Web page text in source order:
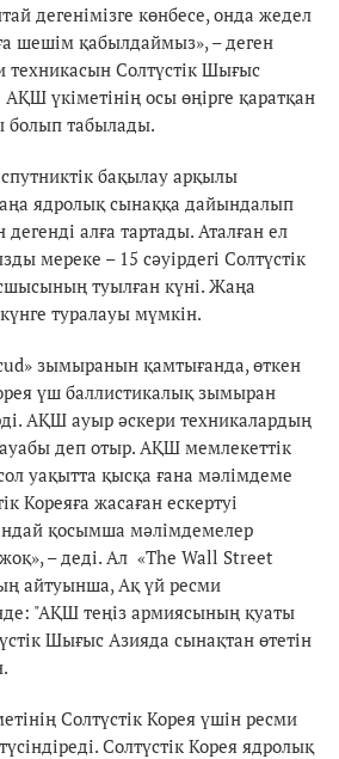
дегенімізге көнбесе, онда жедел
шешім қабылдаймыз», – деген
техникасын Солтүстік Шығыс
АҚШ үкіметінің осы өңірге қаратқан
болып табылады.
бақылау арқылы
ядролық сынаққа дайындалып
алға тартады. Аталған ел
мереке – 15 сәуірдегі Солтүстік
туылған күні. Жаңа
туралауы мүмкін.
зымыранын қамтығанда, өткен
үш баллистикалық зымыран
АҚШ ауыр әскери техникалардың
деп отыр. АҚШ мемлекеттік
уақытта қысқа ғана мәлімдеме
Кореяға жасаған ескертуі
қосымша мәлімдемелер
– деді. Ал «The Wall Street
айтуынша, Ақ үй ресми
"АҚШ теңіз армиясының қуаты
Шығыс Азияда сынақтан өтетін
Солтүстік Корея үшін ресми
Солтүстік Корея ядролық